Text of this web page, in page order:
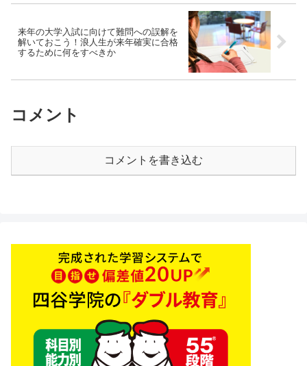
来年の大学入試に向けて難問への誤解を
解いておこう！浪人生が来年確実に合格
するために何をすべきか
コメント
コメントを書き込む